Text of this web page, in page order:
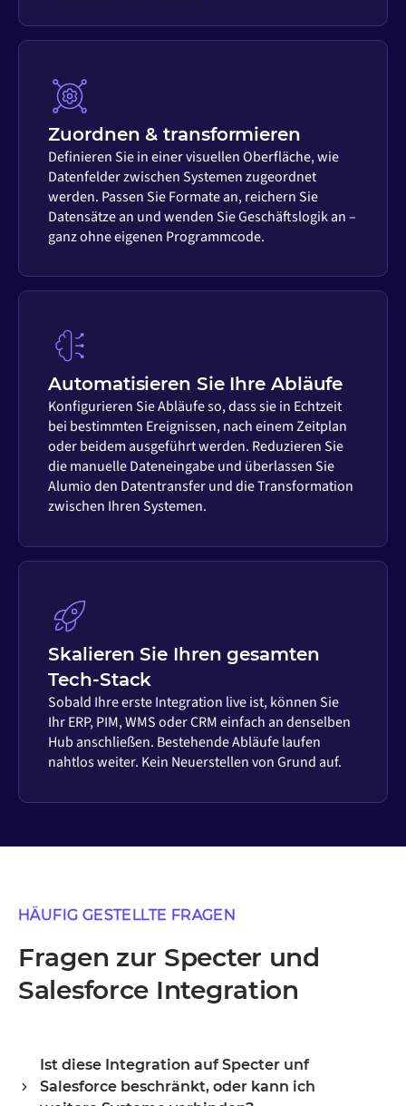
Zuordnen & transformieren
Definieren Sie in einer visuellen Oberfläche, wie
Datenfelder zwischen Systemen zugeordnet
werden. Passen Sie Formate an, reichern Sie
Datensätze an und wenden Sie Geschäftslogik an –
ganz ohne eigenen Programmcode.
Automatisieren Sie Ihre Abläufe
Konfigurieren Sie Abläufe so, dass sie in Echtzeit
bei bestimmten Ereignissen, nach einem Zeitplan
oder beidem ausgeführt werden. Reduzieren Sie
die manuelle Dateneingabe und überlassen Sie
Alumio den Datentransfer und die Transformation
zwischen Ihren Systemen.
Skalieren Sie Ihren gesamten
Tech-Stack
Sobald Ihre erste Integration live ist, können Sie
Ihr ERP, PIM, WMS oder CRM einfach an denselben
Hub anschließen. Bestehende Abläufe laufen
nahtlos weiter. Kein Neuerstellen von Grund auf.
HÄUFIG GESTELLTE FRAGEN
Fragen zur Specter und
Salesforce Integration
Ist diese Integration auf Specter unf
Salesforce beschränkt, oder kann ich